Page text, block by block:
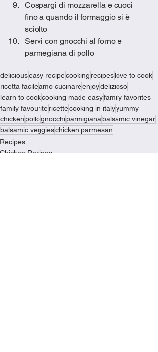
Cospargi di mozzarella e cuoci
fino a quando il formaggio si è
sciolto
Servi con gnocchi al forno e
parmegiana di pollo
deliciouseasy recipecooking recipeslove to cook
ricetta facileamo cucinareenjoydelizioso
learn to cookcooking made easyfamily favorites
family favouritericettecooking in italyyummy
chickenpollognocchiparmigianabalsamic vinegar
balsamic veggieschicken parmesan
Recipes
Chicken Recipes